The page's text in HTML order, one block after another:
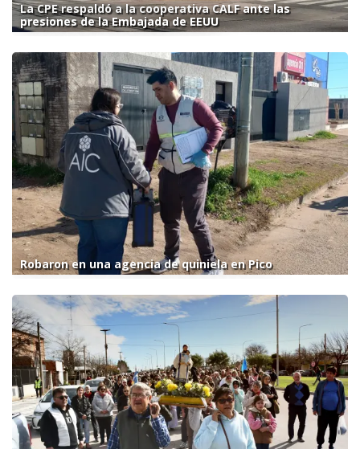
La CPE respaldó a la cooperativa CALF ante las
presiones de la Embajada de EEUU
Robaron en una agencia de quiniela en Pico